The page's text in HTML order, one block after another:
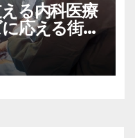
る内科医療
応える街の